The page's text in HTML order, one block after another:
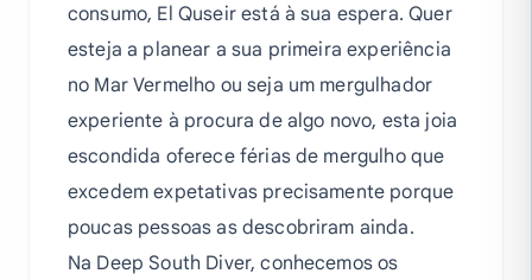
consumo, El Quseir está à sua espera. Quer
esteja a planear a sua primeira experiência
no Mar Vermelho ou seja um mergulhador
experiente à procura de algo novo, esta joia
escondida oferece férias de mergulho que
excedem expetativas precisamente porque
poucas pessoas as descobriram ainda.
Na Deep South Diver, conhecemos os